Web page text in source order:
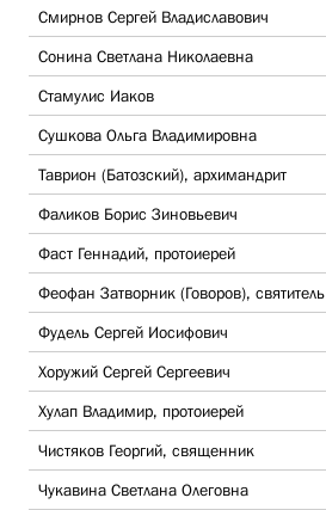
Смирнов Сергей Владиславович
Сонина Светлана Николаевна
Стамулис Иаков
Сушкова Ольга Владимировна
Таврион (Батозский), архимандрит
Фаликов Борис Зиновьевич
Фаст Геннадий, протоиерей
Феофан Затворник (Говоров), святитель
Фудель Сергей Иосифович
Хоружий Сергей Сергеевич
Хулап Владимир, протоиерей
Чистяков Георгий, священник
Чукавина Светлана Олеговна